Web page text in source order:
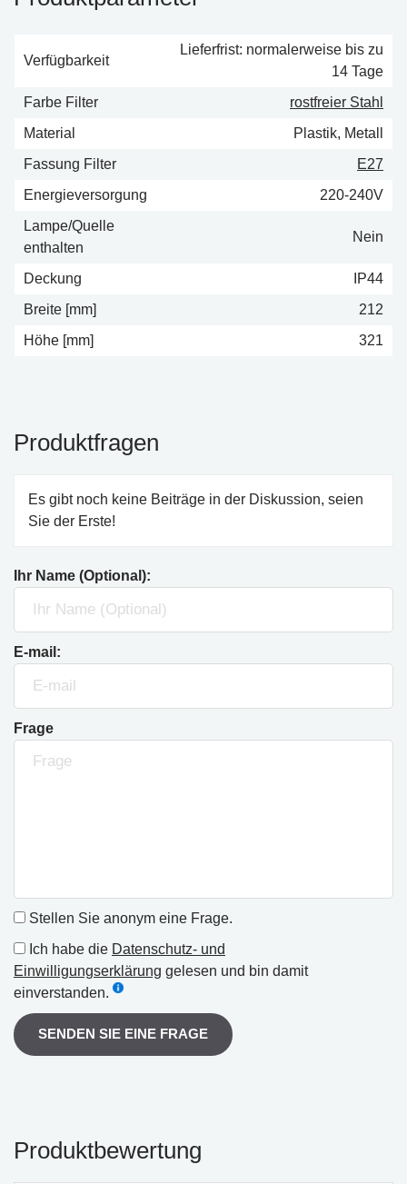
Verfügbarkeit
Lieferfrist: normalerweise bis zu
14 Tage
Farbe Filter
rostfreier Stahl
Material
Plastik, Metall
Fassung Filter
E27
Energieversorgung
220-240V
Lampe/Quelle
enthalten
Nein
Deckung
IP44
Breite [mm]
212
Höhe [mm]
321
Produktfragen
Es gibt noch keine Beiträge in der Diskussion, seien
Sie der Erste!
Ihr Name (Optional):
E-mail:
Frage
Stellen Sie anonym eine Frage.
Ich habe die Datenschutz- und
Einwilligungserklärung gelesen und bin damit
einverstanden.
SENDEN SIE EINE FRAGE
Produktbewertung